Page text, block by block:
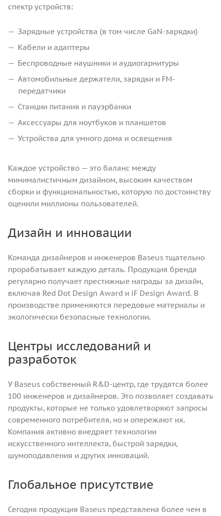
спектр устройств:
Зарядные устройства (в том числе GaN-зарядки)
Кабели и адаптеры
Беспроводные наушники и аудиогарнитуры
Автомобильные держатели, зарядки и FM-
передатчики
Станции питания и пауэрбанки
Аксессуары для ноутбуков и планшетов
Устройства для умного дома и освещения
Каждое устройство — это баланс между
минималистичным дизайном, высоким качеством
сборки и функциональностью, которую по достоинству
оценили миллионы пользователей.
Дизайн и инновации
Команда дизайнеров и инженеров Baseus тщательно
прорабатывает каждую деталь. Продукция бренда
регулярно получает престижные награды за дизайн,
включая Red Dot Design Award и iF Design Award. В
производстве применяются передовые материалы и
экологически безопасные технологии.
Центры исследований и
разработок
У Baseus собственный R&D-центр, где трудятся более
100 инженеров и дизайнеров. Это позволяет создавать
продукты, которые не только удовлетворяют запросы
современного потребителя, но и опережают их.
Компания активно внедряет технологии
искусственного интеллекта, быстрой зарядки,
шумоподавления и других инноваций.
Глобальное присутствие
Сегодня продукция Baseus представлена более чем в